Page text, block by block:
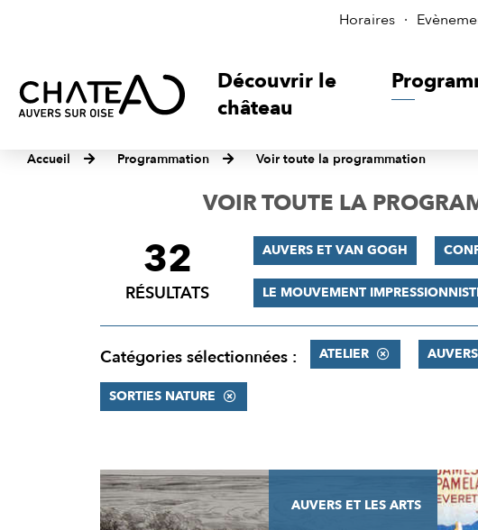
Horaires
Découvrir le
château
Accueil Programmation Voir toute la programmation
VOIR TOUTE LA
FILTRER
RÉSULTATS
32
RÉSULTATS
AUVERS ET VAN GOGH
LE MOUVEMENT
Catégories sélectionnées : ATELIER
SORTIES NATURE
RÉSULTATS
AUVERS ET LES ARTS